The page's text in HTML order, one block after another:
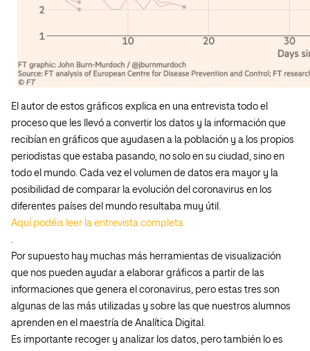
El autor de estos gráficos explica en una entrevista todo el
proceso que les llevó a convertir los datos y la información que
recibían en gráficos que ayudasen a la población y a los propios
periodistas que estaba pasando, no solo en su ciudad, sino en
todo el mundo. Cada vez el volumen de datos era mayor y la
posibilidad de comparar la evolución del coronavirus en los
diferentes países del mundo resultaba muy útil.
Aquí podéis leer la entrevista completa
.
Por supuesto hay muchas más herramientas de visualización
que nos pueden ayudar a elaborar gráficos a partir de las
informaciones que genera el coronavirus, pero estas tres son
algunas de las más utilizadas y sobre las que nuestros alumnos
aprenden en el maestría de Analítica Digital.
Es importante recoger y analizar los datos, pero también lo es